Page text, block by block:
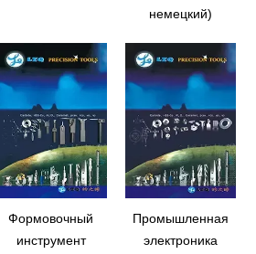
немецкий)
Формовочный
инструмент
Промышленная
электроника